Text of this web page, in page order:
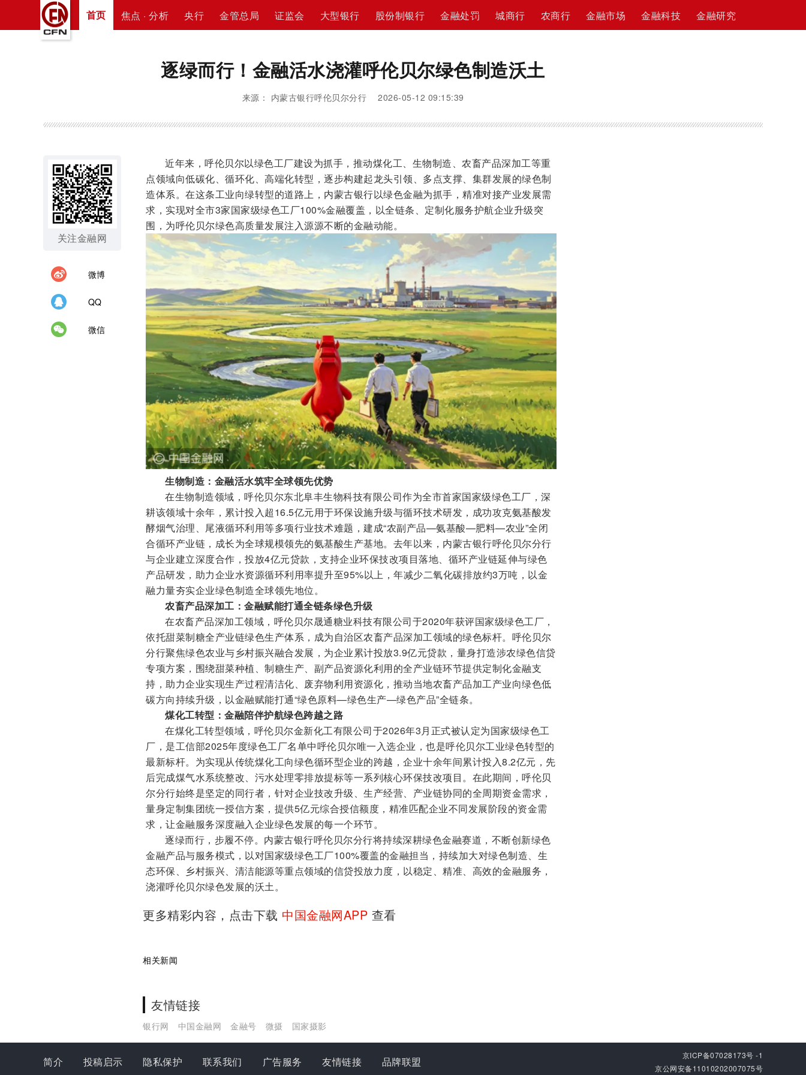
首页 焦点 · 分析 央行 金管总局 证监会 大型银行 股份制银行 金融处罚 城商行 农商行 金融市场 金融科技 金融研究
逐绿而行！金融活水浇灌呼伦贝尔绿色制造沃土
来源： 内蒙古银行呼伦贝尔分行 2026-05-12 09:15:39
关注金融网
微博
QQ
微信
近年来，呼伦贝尔以绿色工厂建设为抓手，推动煤化工、生物制造、农畜产品深加工等重
点领域向低碳化、循环化、高端化转型，逐步构建起龙头引领、多点支撑、集群发展的绿色制
造体系。在这条工业向绿转型的道路上，内蒙古银行以绿色金融为抓手，精准对接产业发展需
求，实现对全市3家国家级绿色工厂100%金融覆盖，以全链条、定制化服务护航企业升级突
围，为呼伦贝尔绿色高质量发展注入源源不断的金融动能。
生物制造：金融活水筑牢全球领先优势
在生物制造领域，呼伦贝尔东北阜丰生物科技有限公司作为全市首家国家级绿色工厂，深
耕该领域十余年，累计投入超16.5亿元用于环保设施升级与循环技术研发，成功攻克氨基酸发
酵烟气治理、尾液循环利用等多项行业技术难题，建成“农副产品—氨基酸—肥料—农业”全闭
合循环产业链，成长为全球规模领先的氨基酸生产基地。去年以来，内蒙古银行呼伦贝尔分行
与企业建立深度合作，投放4亿元贷款，支持企业环保技改项目落地、循环产业链延伸与绿色
产品研发，助力企业水资源循环利用率提升至95%以上，年减少二氧化碳排放约3万吨，以金
融力量夯实企业绿色制造全球领先地位。
农畜产品深加工：金融赋能打通全链条绿色升级
在农畜产品深加工领域，呼伦贝尔晟通糖业科技有限公司于2020年获评国家级绿色工厂，
依托甜菜制糖全产业链绿色生产体系，成为自治区农畜产品深加工领域的绿色标杆。呼伦贝尔
分行聚焦绿色农业与乡村振兴融合发展，为企业累计投放3.9亿元贷款，量身打造涉农绿色信贷
专项方案，围绕甜菜种植、制糖生产、副产品资源化利用的全产业链环节提供定制化金融支
持，助力企业实现生产过程清洁化、废弃物利用资源化，推动当地农畜产品加工产业向绿色低
碳方向持续升级，以金融赋能打通“绿色原料—绿色生产—绿色产品”全链条。
煤化工转型：金融陪伴护航绿色跨越之路
在煤化工转型领域，呼伦贝尔金新化工有限公司于2026年3月正式被认定为国家级绿色工
厂，是工信部2025年度绿色工厂名单中呼伦贝尔唯一入选企业，也是呼伦贝尔工业绿色转型的
最新标杆。为实现从传统煤化工向绿色循环型企业的跨越，企业十余年间累计投入8.2亿元，先
后完成煤气水系统整改、污水处理零排放提标等一系列核心环保技改项目。在此期间，呼伦贝
尔分行始终是坚定的同行者，针对企业技改升级、生产经营、产业链协同的全周期资金需求，
量身定制集团统一授信方案，提供5亿元综合授信额度，精准匹配企业不同发展阶段的资金需
求，让金融服务深度融入企业绿色发展的每一个环节。
逐绿而行，步履不停。内蒙古银行呼伦贝尔分行将持续深耕绿色金融赛道，不断创新绿色
金融产品与服务模式，以对国家级绿色工厂100%覆盖的金融担当，持续加大对绿色制造、生
态环保、乡村振兴、清洁能源等重点领域的信贷投放力度，以稳定、精准、高效的金融服务，
浇灌呼伦贝尔绿色发展的沃土。
更多精彩内容，点击下载 中国金融网APP 查看
相关新闻
友情链接
银行网 中国金融网 金融号 微摄 国家摄影
简介 投稿启示 隐私保护 联系我们 广告服务 友情链接 品牌联盟
京ICP备07028173号 -1
京公网安备11010202007075号